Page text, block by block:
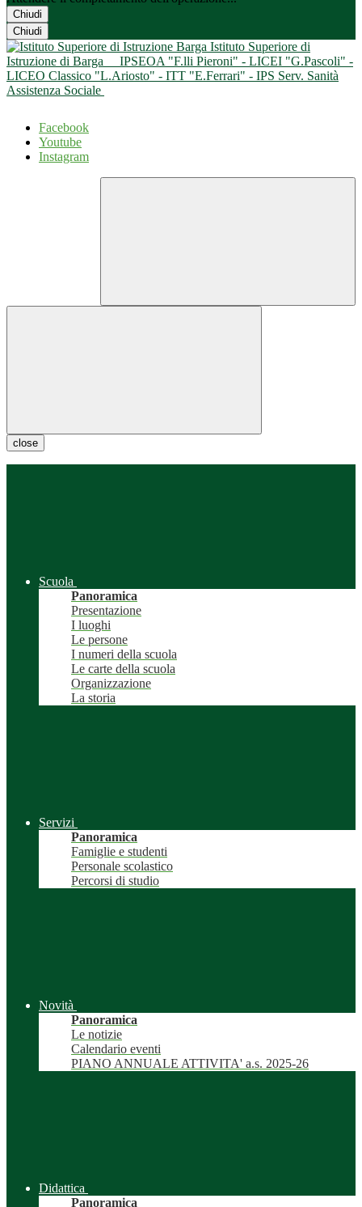
Chiudi
Chiudi
Istituto Superiore di
Istruzione di Barga
IPSEOA "F.lli Pieroni" - LICEI "G.Pascoli" -
LICEO Classico "L.Ariosto" - ITT "E.Ferrari" - IPS Serv. Sanità
Assistenza Sociale
Facebook
Youtube
Instagram
close
Scuola
Panoramica
Presentazione
I luoghi
Le persone
I numeri della scuola
Le carte della scuola
Organizzazione
La storia
Servizi
Panoramica
Famiglie e studenti
Personale scolastico
Percorsi di studio
Novità
Panoramica
Le notizie
Calendario eventi
PIANO ANNUALE ATTIVITA' a.s. 2025-26
Didattica
Panoramica